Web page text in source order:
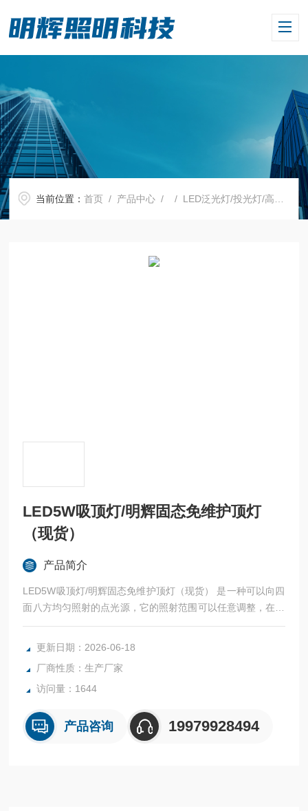
当前位置：首页 / 产品中心 / / LED泛光灯/投光灯/高顶灯 /
LED5W吸顶灯/明辉固态免维护顶灯
（现货）
产品简介
LED5W吸顶灯/明辉固态免维护顶灯（现货） 是一种可以向四
面八方均匀照射的点光源，它的照射范围可以任意调整，在场
景中表现为一个正八面体的图标。
更新日期：2026-06-18
厂商性质：生产厂家
访问量：1644
产品咨询 19979928494